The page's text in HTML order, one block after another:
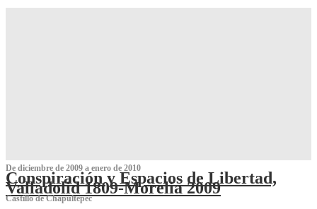
De diciembre de 2009 a enero de 2010
Conspiración y Espacios de Libertad,
Valladolid 1809-Morelia 2009
Castillo de Chapultepec